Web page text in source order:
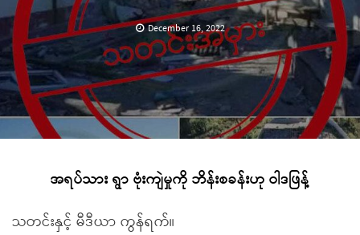
December 16, 2022
အရပ်သား ရွာ ဗုံးကျဲမှုကို ဘိန်းစခန်းဟု ဝါဒဖြန့်
သတင်းနှင့် မီဒီယာ ကွန်ရက်။